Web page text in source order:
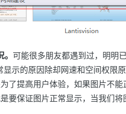
可能很多朋友都遇到过，明明
显示的原因除却网速和空间权限
了提高用户体验，如果图片不
要保证图片正常显示，当我们